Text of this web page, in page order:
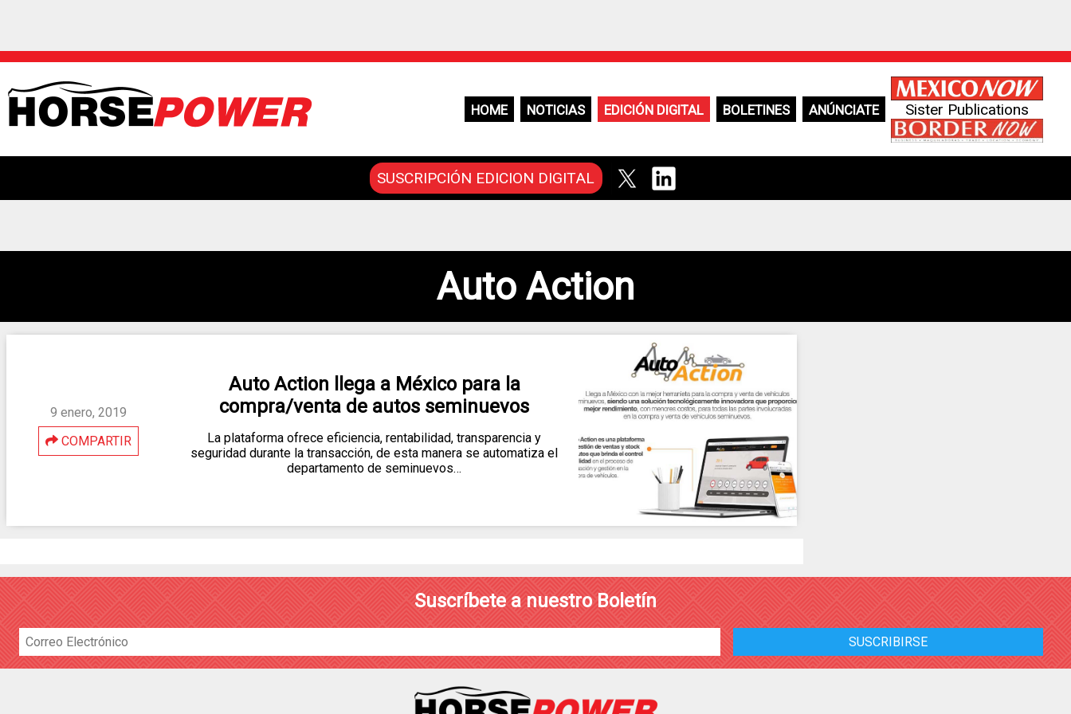
HOME NOTICIAS EDICIÓN DIGITAL BOLETINES ANÚNCIATE Sister Publications
SUSCRIPCIÓN EDICION DIGITAL
Auto Action
9 enero, 2019
COMPARTIR
Auto Action llega a México para la
compra/venta de autos seminuevos
La plataforma ofrece eficiencia, rentabilidad, transparencia y
seguridad durante la transacción, de esta manera se automatiza el
departamento de seminuevos…
Suscríbete a nuestro Boletín